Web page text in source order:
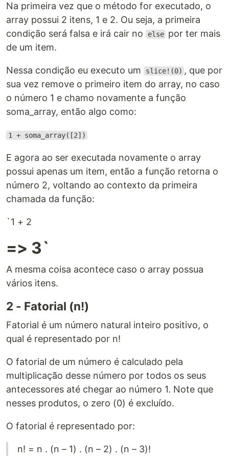
Na primeira vez que o método for executado, o
array possui 2 itens, 1 e 2. Ou seja, a primeira
condição será falsa e irá cair no
else por ter mais
de um item.
Nessa condição eu executo um slice!(0) , que por
sua vez remove o primeiro item do array, no caso
o número 1 e chamo novamente a função
soma_array, então algo como:
1 + soma_array([2])
E agora ao ser executada novamente o array
possui apenas um item, então a função retorna o
número 2, voltando ao contexto da primeira
chamada da função:
`1 + 2
=> 3`
A mesma coisa acontece caso o array possua
vários itens.
2 - Fatorial (n!)
Fatorial é um número natural inteiro positivo, o
qual é representado por n!
O fatorial de um número é calculado pela
multiplicação desse número por todos os seus
antecessores até chegar ao número 1. Note que
nesses produtos, o zero (0) é excluído.
O fatorial é representado por:
n! = n . (n – 1) . (n – 2) . (n – 3)!